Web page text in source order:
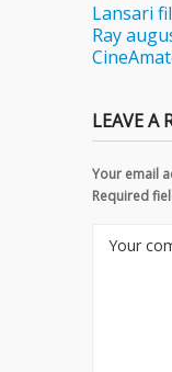
Lansari
Ray
LEAVE A
Your email
Required
Your